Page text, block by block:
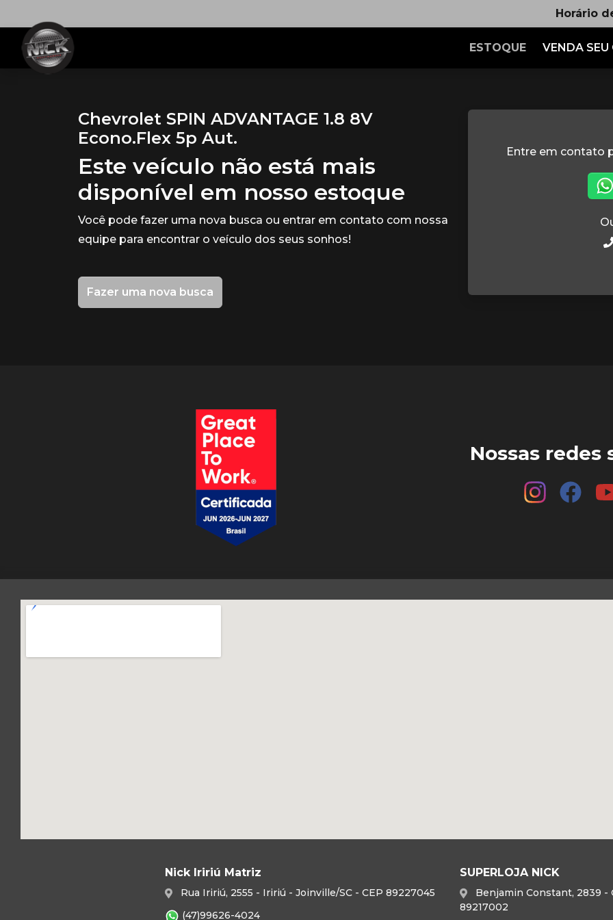
Horário
ESTOQUE VENDA SEU
Chevrolet SPIN ADVANTAGE 1.8 8V
Econo.Flex 5p Aut.
Este veículo não está mais
disponível em nosso estoque
Você pode fazer uma nova busca ou entrar em contato com nossa
equipe para encontrar o veículo dos seus sonhos!
Fazer uma nova busca
Entre em contato
Nossas redes
Nick Iririú Matriz
Rua Iririú, 2555 - Iririú - Joinville/SC - CEP 89227045
(47)99626-4024
SUPERLOJA NICK
Benjamin Constant, 2839 -
89217002